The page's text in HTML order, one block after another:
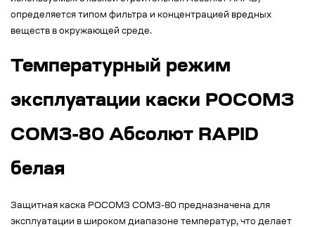
определяется типом фильтра и концентрацией вредных
веществ в окружающей среде.
Температурный режим
эксплуатации каски РОСОМЗ
СОМЗ-80 Абсолют RAPID
белая
Защитная каска РОСОМЗ СОМЗ-80 предназначена для
эксплуатации в широком диапазоне температур, что делает